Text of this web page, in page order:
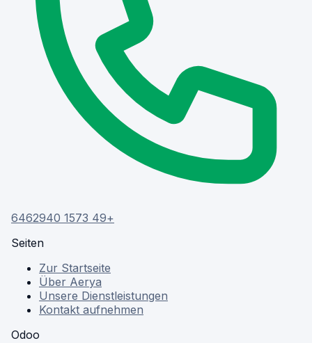
+49 1573 6462940
Seiten
Zur Startseite
Über Aerya
Unsere Dienstleistungen
Kontakt aufnehmen
Odoo